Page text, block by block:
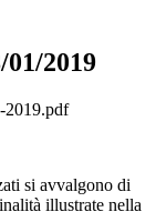
2019
2019.pdf
si avvalgono di
illustrate nella